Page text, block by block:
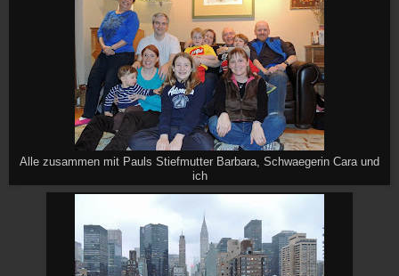
Alle zusammen mit Pauls Stiefmutter Barbara, Schwaegerin Cara und
ich